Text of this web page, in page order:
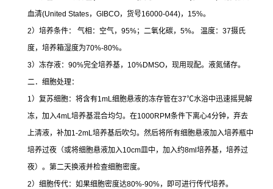
血清(United States， GIBCO，货号16000-044)， 15%。
2）培养条件： 气相：空气， 95%；二氧化碳， 5%。 温度： 37摄氏
度，培养箱湿度为70%-80%。
3）冻存液： 90%完全培养基， 10%DMSO，现用现配。液氮储存。
二．细胞处理：
1 ）复苏细胞：将含有1mL 细胞悬液的冻存管在37℃水浴中迅速摇晃解
冻，加入4mL 培养基混合均匀。在1000RPM条件下离心4分钟，弃去
上清液，补加1-2mL 培养基后吹匀。然后将所有细胞悬液加入培养瓶中
培养过夜（或将细胞悬液加入10cm皿中，加入约8ml培养基，培养过
夜）。第二天换液并检查细胞密度。
2）细胞传代：如果细胞密度达80%-90%，即可进行传代培养。